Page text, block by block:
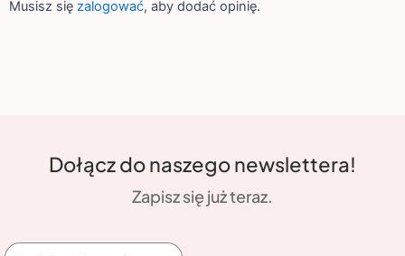
Musisz się zalogować, aby dodać opinię.
Dołącz do naszego newslettera!
Zapisz się już teraz.